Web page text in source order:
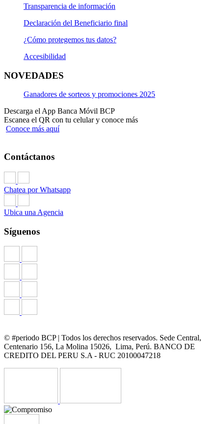
Transparencia de información
Declaración del Beneficiario final
¿Cómo protegemos tus datos?
Accesibilidad
NOVEDADES
Ganadores de sorteos y promociones 2025
Descarga el App Banca Móvil BCP
Escanea el QR con tu celular y conoce más
Conoce más aquí
Contáctanos
Chatea por Whatsapp
Ubica una Agencia
Síguenos
© #periodo BCP | Todos los derechos reservados. Sede Central,
Centenario 156, La Molina 15026, Lima, Perú. BANCO DE
CREDITO DEL PERU S.A - RUC 20100047218